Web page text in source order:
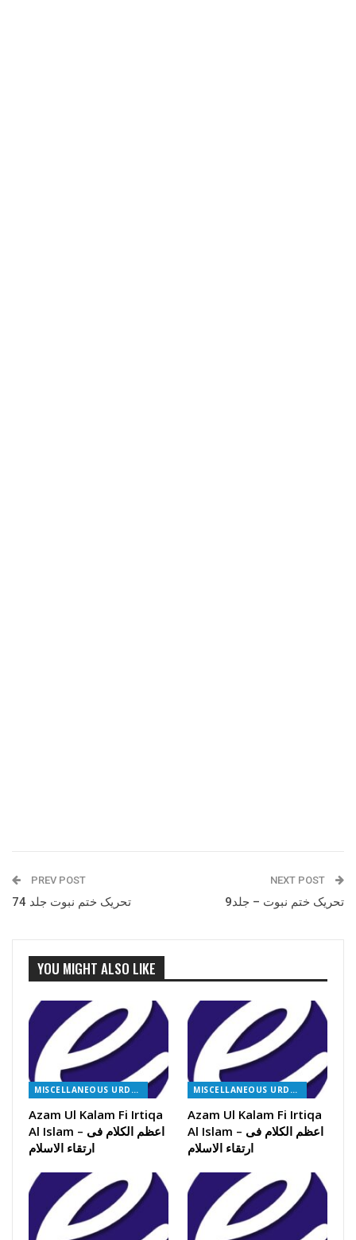
PREV POST
تحریک ختم نبوت جلد 74
NEXT POST
تحریک ختم نبوت – جلد9
YOU MIGHT ALSO LIKE
MISCELLANEOUS URDU BOOKS
Azam Ul Kalam Fi Irtiqa
Al Islam – اعظم الکلام فی
ارتقاء الاسلام
MISCELLANEOUS URDU BOOKS
Azam Ul Kalam Fi Irtiqa
Al Islam – اعظم الکلام فی
ارتقاء الاسلام